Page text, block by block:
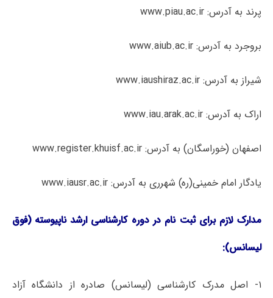
پرند به آدرس: www.piau.ac.ir
بروجرد به آدرس: www.aiub.ac.ir
شیراز به آدرس: www.iaushiraz.ac.ir
اراک به آدرس: www.iau.arak.ac.ir
اصفهان (خوراسگان) به آدرس: www.register.khuisf.ac.ir
یادگار امام خمینی(ره) شهرری به آدرس: www.iausr.ac.ir
مدارک لازم برای ثبت نام در دوره کارشناسی ارشد ناپیوسته (فوق
لیسانس):
۱- اصل مدرک کارشناسی (لیسانس) صادره از دانشگاه آزاد